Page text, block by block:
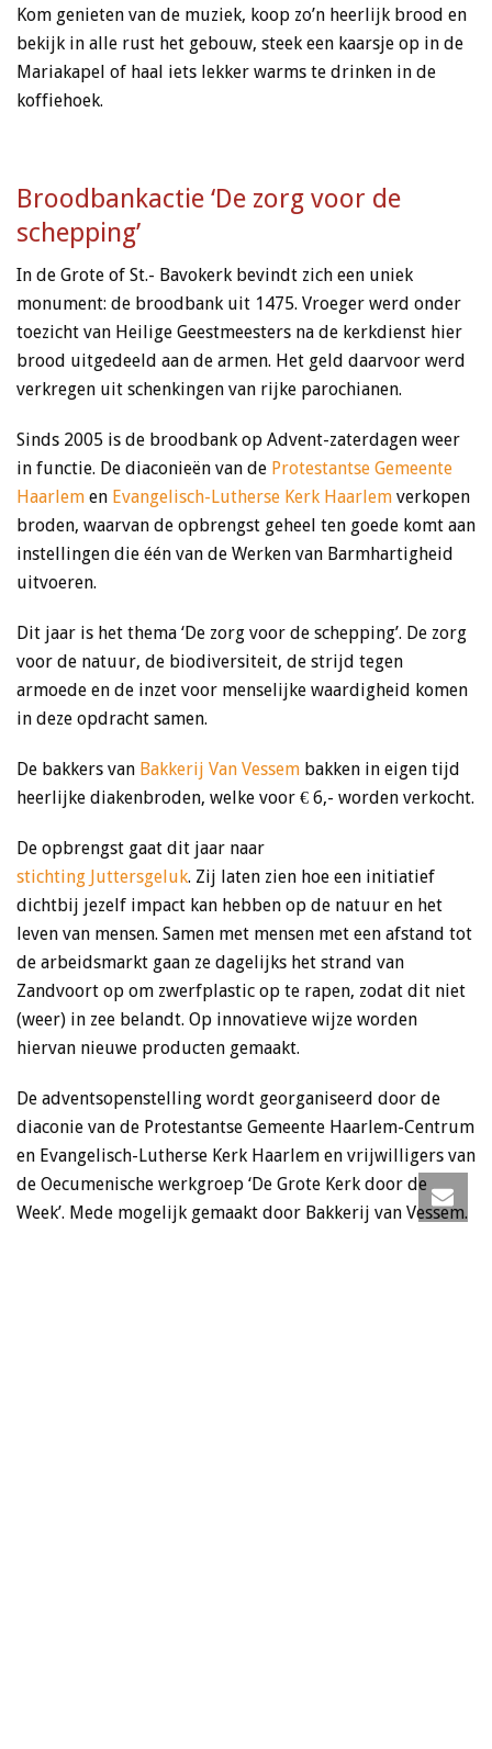
Kom genieten van de muziek, koop zo’n heerlijk brood en
bekijk in alle rust het gebouw, steek een kaarsje op in de
Mariakapel of haal iets lekker warms te drinken in de
koffiehoek.
Broodbankactie ‘De zorg voor de
schepping’
In de Grote of St.- Bavokerk bevindt zich een uniek
monument: de broodbank uit 1475. Vroeger werd onder
toezicht van Heilige Geestmeesters na de kerkdienst hier
brood uitgedeeld aan de armen. Het geld daarvoor werd
verkregen uit schenkingen van rijke parochianen.
Sinds 2005 is de broodbank op Advent-zaterdagen weer
in functie. De diaconieën van de Protestantse Gemeente
Haarlem en Evangelisch-Lutherse Kerk Haarlem verkopen
broden, waarvan de opbrengst geheel ten goede komt aan
instellingen die één van de Werken van Barmhartigheid
uitvoeren.
Dit jaar is het thema ‘De zorg voor de schepping’. De zorg
voor de natuur, de biodiversiteit, de strijd tegen
armoede en de inzet voor menselijke waardigheid komen
in deze opdracht samen.
De bakkers van Bakkerij Van Vessem bakken in eigen tijd
heerlijke diakenbroden, welke voor € 6,- worden verkocht.
De opbrengst gaat dit jaar naar
stichting Juttersgeluk. Zij laten zien hoe een initiatief
dichtbij jezelf impact kan hebben op de natuur en het
leven van mensen. Samen met mensen met een afstand tot
de arbeidsmarkt gaan ze dagelijks het strand van
Zandvoort op om zwerfplastic op te rapen, zodat dit niet
(weer) in zee belandt. Op innovatieve wijze worden
hiervan nieuwe producten gemaakt.
De adventsopenstelling wordt georganiseerd door de
diaconie van de Protestantse Gemeente Haarlem-Centrum
en Evangelisch-Lutherse Kerk Haarlem en vrijwilligers van
de Oecumenische werkgroep ‘De Grote Kerk door de
Week’. Mede mogelijk gemaakt door Bakkerij van Vessem.